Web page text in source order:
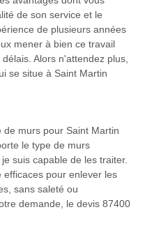
de son service et le
de plusieurs années
mener à bien ce travail
Alors n'attendez plus,
se situe à Saint Martin
murs pour Saint Martin
le type de murs
suis capable de les traiter.
pour enlever les
sans saleté ou
demande, le devis 87400